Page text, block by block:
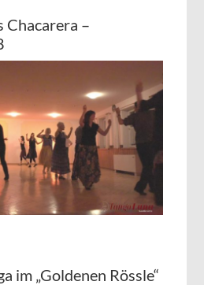
Chacarera –
im „Goldenen Rössle“